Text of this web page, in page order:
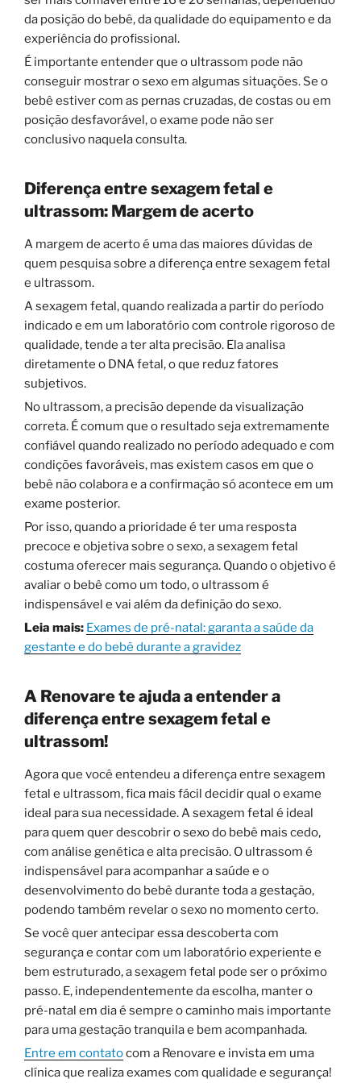
da posição do bebê, da qualidade do equipamento e da
experiência do profissional.
É importante entender que o ultrassom pode não
conseguir mostrar o sexo em algumas situações. Se o
bebê estiver com as pernas cruzadas, de costas ou em
posição desfavorável, o exame pode não ser
conclusivo naquela consulta.
Diferença entre sexagem fetal e
ultrassom: Margem de acerto
A margem de acerto é uma das maiores dúvidas de
quem pesquisa sobre a diferença entre sexagem fetal
e ultrassom.
A sexagem fetal, quando realizada a partir do período
indicado e em um laboratório com controle rigoroso de
qualidade, tende a ter alta precisão. Ela analisa
diretamente o DNA fetal, o que reduz fatores
subjetivos.
No ultrassom, a precisão depende da visualização
correta. É comum que o resultado seja extremamente
confiável quando realizado no período adequado e com
condições favoráveis, mas existem casos em que o
bebê não colabora e a confirmação só acontece em um
exame posterior.
Por isso, quando a prioridade é ter uma resposta
precoce e objetiva sobre o sexo, a sexagem fetal
costuma oferecer mais segurança. Quando o objetivo é
avaliar o bebê como um todo, o ultrassom é
indispensável e vai além da definição do sexo.
Leia mais: Exames de pré-natal: garanta a saúde da
gestante e do bebê durante a gravidez
A Renovare te ajuda a entender a
diferença entre sexagem fetal e
ultrassom!
Agora que você entendeu a diferença entre sexagem
fetal e ultrassom, fica mais fácil decidir qual o exame
ideal para sua necessidade. A sexagem fetal é ideal
para quem quer descobrir o sexo do bebê mais cedo,
com análise genética e alta precisão. O ultrassom é
indispensável para acompanhar a saúde e o
desenvolvimento do bebê durante toda a gestação,
podendo também revelar o sexo no momento certo.
Se você quer antecipar essa descoberta com
segurança e contar com um laboratório experiente e
bem estruturado, a sexagem fetal pode ser o próximo
passo. E, independentemente da escolha, manter o
pré-natal em dia é sempre o caminho mais importante
para uma gestação tranquila e bem acompanhada.
Entre em contatocom a Renovare e invista em uma
clínica que realiza exames com qualidade e segurança!